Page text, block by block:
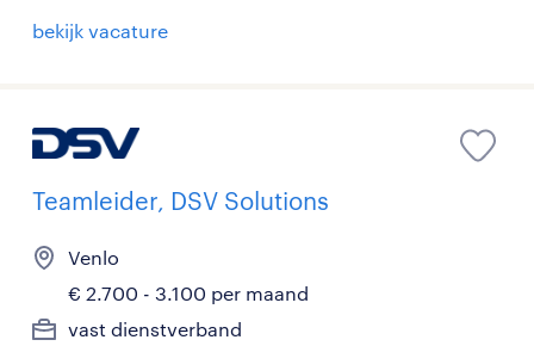
bekijk vacature
Teamleider, DSV Solutions
Venlo
€ 2.700 - 3.100 per maand
vast dienstverband